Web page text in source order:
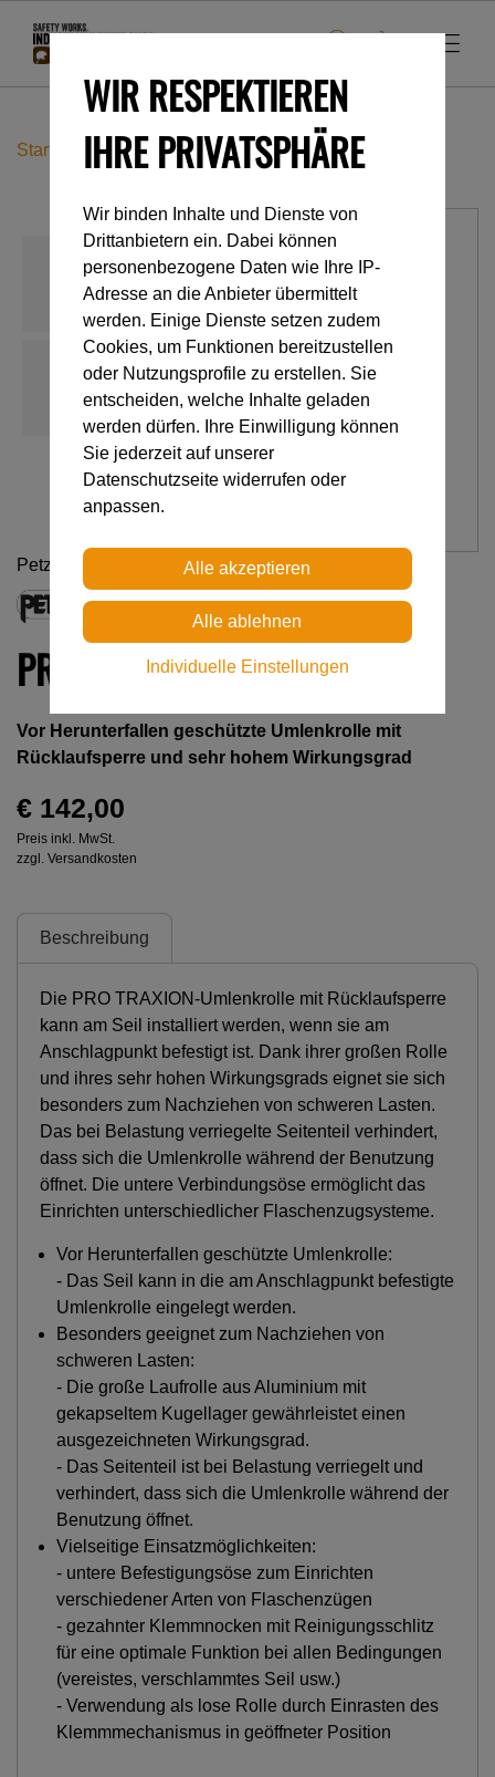
Startseite Industrieklettern Seilrollen Pro Traxion
Petzl
PRO TRAXION
Vor Herunterfallen geschützte Umlenkrolle mit
Rücklaufsperre und sehr hohem Wirkungsgrad
€ 142,00
Preis inkl. MwSt.
zzgl. Versandkosten
Beschreibung
Die PRO TRAXION-Umlenkrolle mit Rücklaufsperre
kann am Seil installiert werden, wenn sie am
Anschlagpunkt befestigt ist. Dank ihrer großen Rolle
und ihres sehr hohen Wirkungsgrads eignet sie sich
besonders zum Nachziehen von schweren Lasten.
Das bei Belastung verriegelte Seitenteil verhindert,
dass sich die Umlenkrolle während der Benutzung
öffnet. Die untere Verbindungsöse ermöglicht das
Einrichten unterschiedlicher Flaschenzugsysteme.
Vor Herunterfallen geschützte Umlenkrolle:
- Das Seil kann in die am Anschlagpunkt befestigte
Umlenkrolle eingelegt werden.
Besonders geeignet zum Nachziehen von
schweren Lasten:
- Die große Laufrolle aus Aluminium mit
gekapseltem Kugellager gewährleistet einen
ausgezeichneten Wirkungsgrad.
- Das Seitenteil ist bei Belastung verriegelt und
verhindert, dass sich die Umlenkrolle während der
Benutzung öffnet.
Vielseitige Einsatzmöglichkeiten:
- untere Befestigungsöse zum Einrichten
verschiedener Arten von Flaschenzügen
- gezahnter Klemmnocken mit Reinigungsschlitz
für eine optimale Funktion bei allen Bedingungen
(vereistes, verschlammtes Seil usw.)
- Verwendung als lose Rolle durch Einrasten des
Klemmmechanismus in geöffneter Position
WIR RESPEKTIEREN
IHRE PRIVATSPHÄRE
Wir binden Inhalte und Dienste von
Drittanbietern ein. Dabei können
personenbezogene Daten wie Ihre IP-
Adresse an die Anbieter übermittelt
werden. Einige Dienste setzen zudem
Cookies, um Funktionen bereitzustellen
oder Nutzungsprofile zu erstellen. Sie
entscheiden, welche Inhalte geladen
werden dürfen. Ihre Einwilligung können
Sie jederzeit auf unserer
Datenschutzseite widerrufen oder
anpassen.
Individuelle Einstellungen